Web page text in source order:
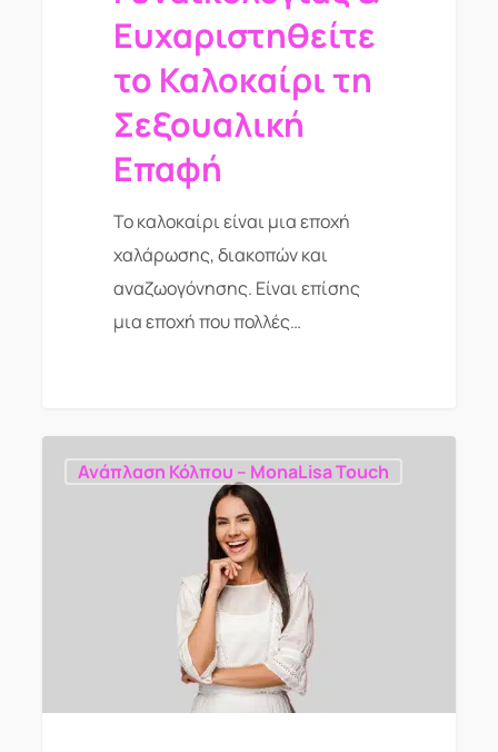
Ευχαριστηθείτε
το Καλοκαίρι τη
Σεξουαλική
Επαφή
Το καλοκαίρι είναι μια εποχή
χαλάρωσης, διακοπών και
αναζωογόνησης. Είναι επίσης
μια εποχή που πολλές…
Ανάπλαση Κόλπου – MonaLisa Touch